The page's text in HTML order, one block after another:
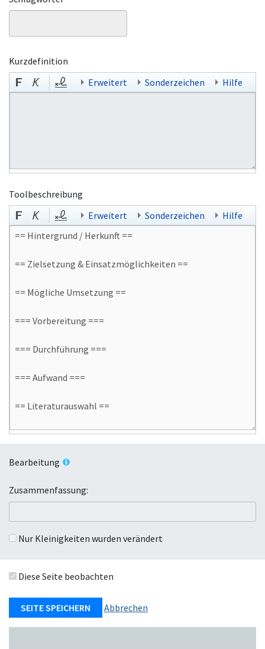
Kurzdefinition
Erweitert
Sonderzeichen Hilfe
Toolbeschreibung
Erweitert
Sonderzeichen Hilfe
Bearbeitung
Zusammenfassung:
Nur Kleinigkeiten wurden verändert
Diese Seite beobachten
Abbrechen